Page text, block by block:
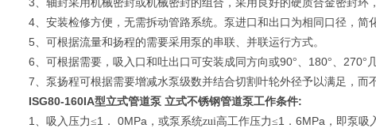
、轴封采用机械密封或机械密封的组合，采用良好的硬质合金密封环
4、安装检修方便，无需拆动管路系统。泵进口和出口为相同口径，简
5、可根据流量和扬程的需要采用泵的串联、并联运行方式。
6、可根据需要，吸入口和吐出口可安装成同方向或90°、 180°、 270°
7、泵扬程可根据需要增减水泵级数并结合切割叶轮外径予以满足，而
ISG80-160IA型立式管道泵 立式不锈钢管道泵工作条件:
1 、吸入压力≤1 ． 0MPa ，或泵系统zui高工作压力≤1 ． 6MPa ，即泵吸